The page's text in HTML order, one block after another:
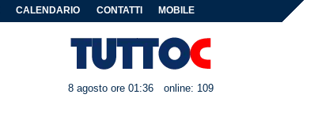
CALENDARIO CONTATTI MOBILE
8 agosto ore 01:36 online: 109